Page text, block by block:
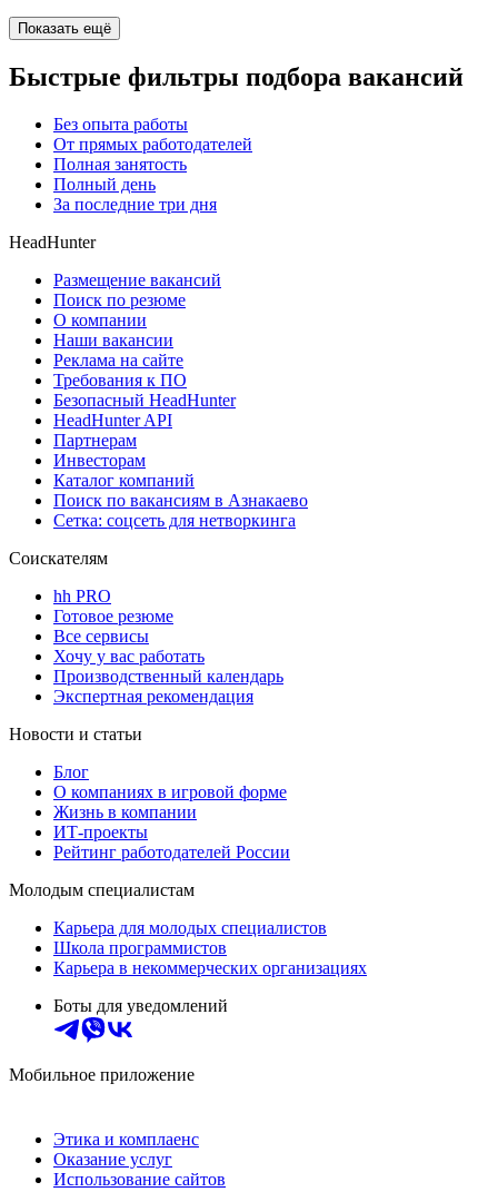
Показать ещё
Быстрые фильтры подбора вакансий
Без опыта работы
От прямых работодателей
Полная занятость
Полный день
За последние три дня
HeadHunter
Размещение вакансий
Поиск по резюме
О компании
Наши вакансии
Реклама на сайте
Требования к ПО
Безопасный HeadHunter
HeadHunter API
Партнерам
Инвесторам
Каталог компаний
Поиск по вакансиям в Азнакаево
Сетка: соцсеть для нетворкинга
Соискателям
hh PRO
Готовое резюме
Все сервисы
Хочу у вас работать
Производственный календарь
Экспертная рекомендация
Новости и статьи
Блог
О компаниях в игровой форме
Жизнь в компании
ИТ-проекты
Рейтинг работодателей России
Молодым специалистам
Карьера для молодых специалистов
Школа программистов
Карьера в некоммерческих организациях
Боты для уведомлений
Мобильное приложение
Этика и комплаенс
Оказание услуг
Использование сайтов